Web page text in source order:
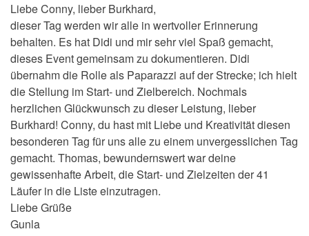
Liebe Conny, lieber Burkhard,
dieser Tag werden wir alle in wertvoller Erinnerung
behalten. Es hat Didi und mir sehr viel Spaß gemacht,
dieses Event gemeinsam zu dokumentieren. Didi
übernahm die Rolle als Paparazzi auf der Strecke; ich hielt
die Stellung im Start- und Zielbereich. Nochmals
herzlichen Glückwunsch zu dieser Leistung, lieber
Burkhard! Conny, du hast mit Liebe und Kreativität diesen
besonderen Tag für uns alle zu einem unvergesslichen Tag
gemacht. Thomas, bewundernswert war deine
gewissenhafte Arbeit, die Start- und Zielzeiten der 41
Läufer in die Liste einzutragen.
Liebe Grüße
Gunla